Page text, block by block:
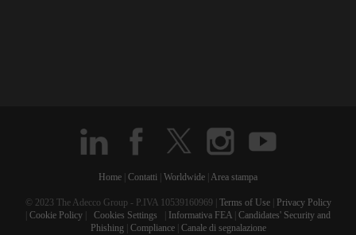
Home Contatti Worldwide Area stampa
© 2023 The Adecco Group - P.IVA 10539160969 | Terms of Use|
Privacy Policy
Cookie Policy Cookies Settings Informativa FEA Candidates' Security and
Phishing
Compliance| Canale di segnalazione